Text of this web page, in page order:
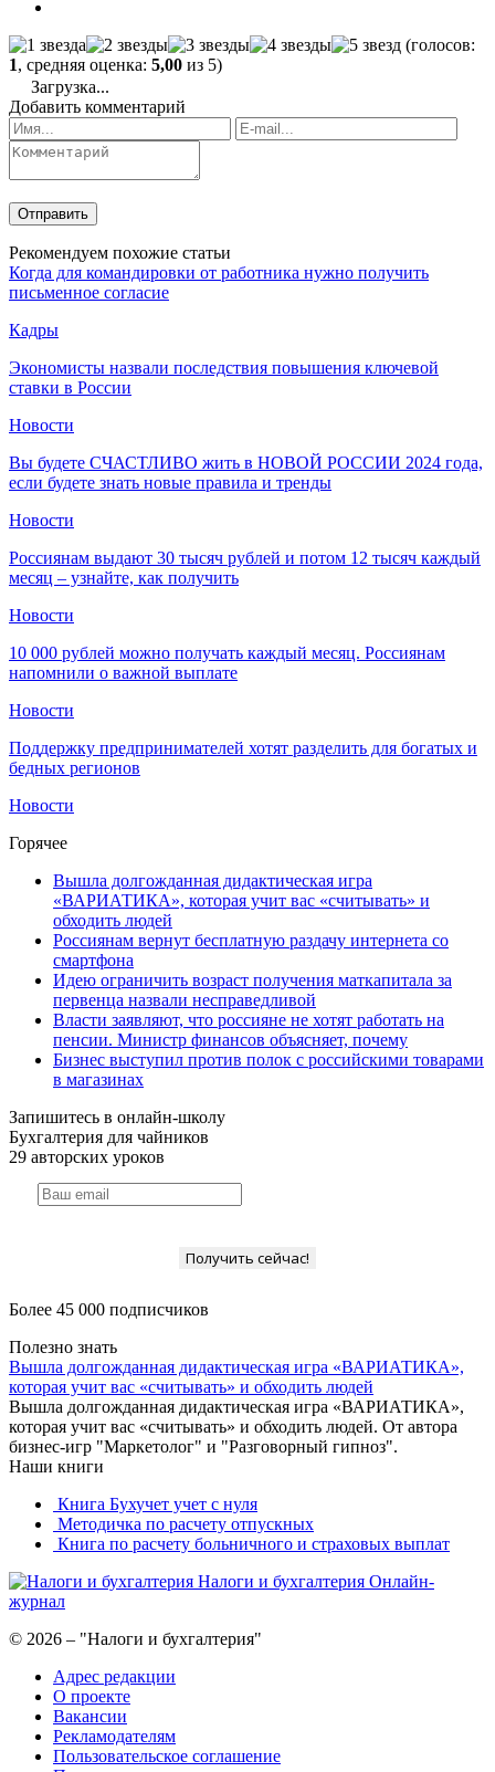
(голосов:
1, средняя оценка: 5,00 из 5)
Загрузка...
Добавить комментарий
Рекомендуем похожие статьи
Когда для командировки от работника нужно получить
письменное согласие
Кадры
Экономисты назвали последствия повышения ключевой
ставки в России
Новости
Вы будете СЧАСТЛИВО жить в НОВОЙ РОССИИ 2024 года,
если будете знать новые правила и тренды
Новости
Россиянам выдают 30 тысяч рублей и потом 12 тысяч каждый
месяц – узнайте, как получить
Новости
10 000 рублей можно получать каждый месяц. Россиянам
напомнили о важной выплате
Новости
Поддержку предпринимателей хотят разделить для богатых и
бедных регионов
Новости
Горячее
Вышла долгожданная дидактическая игра
«ВАРИАТИКА», которая учит вас «считывать» и
обходить людей
Россиянам вернут бесплатную раздачу интернета со
смартфона
Идею ограничить возраст получения маткапитала за
первенца назвали несправедливой
Власти заявляют, что россияне не хотят работать на
пенсии. Министр финансов объясняет, почему
Бизнес выступил против полок с российскими товарами
в магазинах
Запишитесь в онлайн-школу
Бухгалтерия для чайников
29 авторских уроков
Получить сейчас!
Более 45 000 подписчиков
Полезно знать
Вышла долгожданная дидактическая игра «ВАРИАТИКА»,
которая учит вас «считывать» и обходить людей
Вышла долгожданная дидактическая игра «ВАРИАТИКА»,
которая учит вас «считывать» и обходить людей. От автора
бизнес-игр "Маркетолог" и "Разговорный гипноз".
Наши книги
Книга Бухучет учет с нуля
Методичка по расчету отпускных
Книга по расчету больничного и страховых выплат
Налоги и бухгалтерия Онлайн-
журнал
© 2026 – "Налоги и бухгалтерия"
Адрес редакции
О проекте
Вакансии
Рекламодателям
Пользовательское соглашение